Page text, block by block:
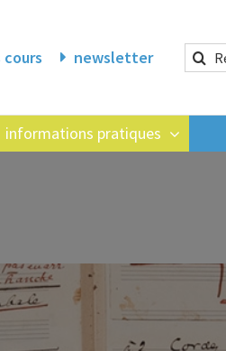
cours newsletter
informations pratiques